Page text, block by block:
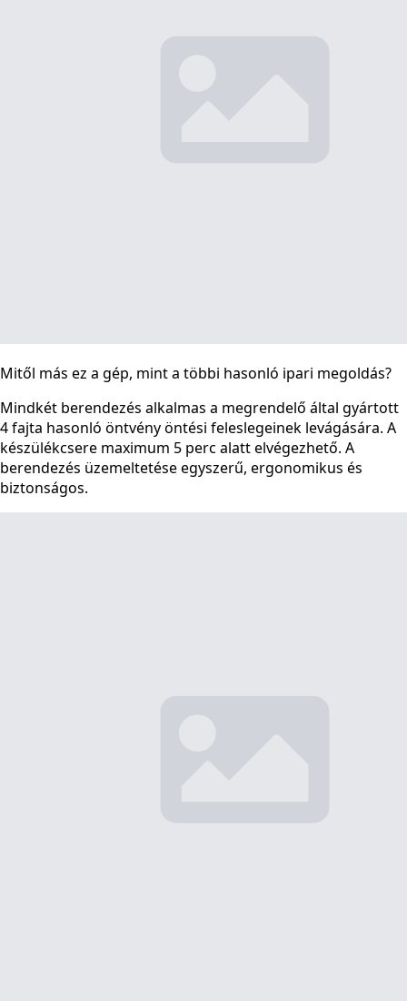
Mitől más ez a gép, mint a többi hasonló ipari megoldás?
Mindkét berendezés alkalmas a megrendelő által gyártott
4 fajta hasonló öntvény öntési feleslegeinek levágására. A
készülékcsere maximum 5 perc alatt elvégezhető. A
berendezés üzemeltetése egyszerű, ergonomikus és
biztonságos.